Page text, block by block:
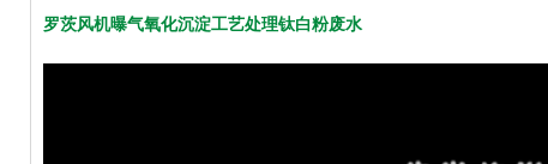
罗茨风机曝气氧化沉淀工艺处理钛白粉废水